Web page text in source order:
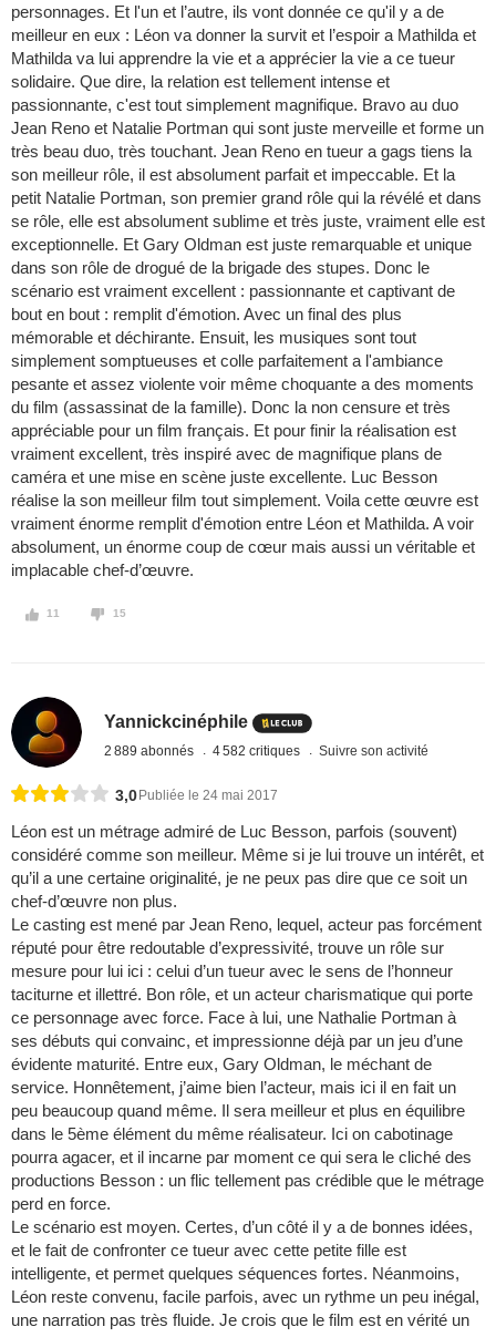
personnages. Et l'un et l’autre, ils vont donnée ce qu'il y a de
meilleur en eux : Léon va donner la survit et l’espoir a Mathilda et
Mathilda va lui apprendre la vie et a apprécier la vie a ce tueur
solidaire. Que dire, la relation est tellement intense et
passionnante, c'est tout simplement magnifique. Bravo au duo
Jean Reno et Natalie Portman qui sont juste merveille et forme un
très beau duo, très touchant. Jean Reno en tueur a gags tiens la
son meilleur rôle, il est absolument parfait et impeccable. Et la
petit Natalie Portman, son premier grand rôle qui la révélé et dans
se rôle, elle est absolument sublime et très juste, vraiment elle est
exceptionnelle. Et Gary Oldman est juste remarquable et unique
dans son rôle de drogué de la brigade des stupes. Donc le
scénario est vraiment excellent : passionnante et captivant de
bout en bout : remplit d'émotion. Avec un final des plus
mémorable et déchirante. Ensuit, les musiques sont tout
simplement somptueuses et colle parfaitement a l'ambiance
pesante et assez violente voir même choquante a des moments
du film (assassinat de la famille). Donc la non censure et très
appréciable pour un film français. Et pour finir la réalisation est
vraiment excellent, très inspiré avec de magnifique plans de
caméra et une mise en scène juste excellente. Luc Besson
réalise la son meilleur film tout simplement. Voila cette œuvre est
vraiment énorme remplit d'émotion entre Léon et Mathilda. A voir
absolument, un énorme coup de cœur mais aussi un véritable et
implacable chef-d’œuvre.
11 15
Yannickcinéphile
2 889 abonnés 4 582 critiques Suivre son activité
3,0 Publiée le 24 mai 2017
Léon est un métrage admiré de Luc Besson, parfois (souvent)
considéré comme son meilleur. Même si je lui trouve un intérêt, et
qu’il a une certaine originalité, je ne peux pas dire que ce soit un
chef-d’œuvre non plus.
Le casting est mené par Jean Reno, lequel, acteur pas forcément
réputé pour être redoutable d’expressivité, trouve un rôle sur
mesure pour lui ici : celui d’un tueur avec le sens de l’honneur
taciturne et illettré. Bon rôle, et un acteur charismatique qui porte
ce personnage avec force. Face à lui, une Nathalie Portman à
ses débuts qui convainc, et impressionne déjà par un jeu d’une
évidente maturité. Entre eux, Gary Oldman, le méchant de
service. Honnêtement, j’aime bien l’acteur, mais ici il en fait un
peu beaucoup quand même. Il sera meilleur et plus en équilibre
dans le 5ème élément du même réalisateur. Ici on cabotinage
pourra agacer, et il incarne par moment ce qui sera le cliché des
productions Besson : un flic tellement pas crédible que le métrage
perd en force.
Le scénario est moyen. Certes, d’un côté il y a de bonnes idées,
et le fait de confronter ce tueur avec cette petite fille est
intelligente, et permet quelques séquences fortes. Néanmoins,
Léon reste convenu, facile parfois, avec un rythme un peu inégal,
une narration pas très fluide. Je crois que le film est en vérité un